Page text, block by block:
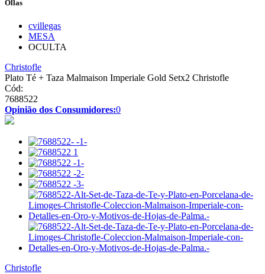
Ollas
cvillegas
MESA
OCULTA
Christofle
Plato Té + Taza Malmaison Imperiale Gold Setx2 Christofle
Cód:
7688522
Opinião dos Consumidores:0
Christofle